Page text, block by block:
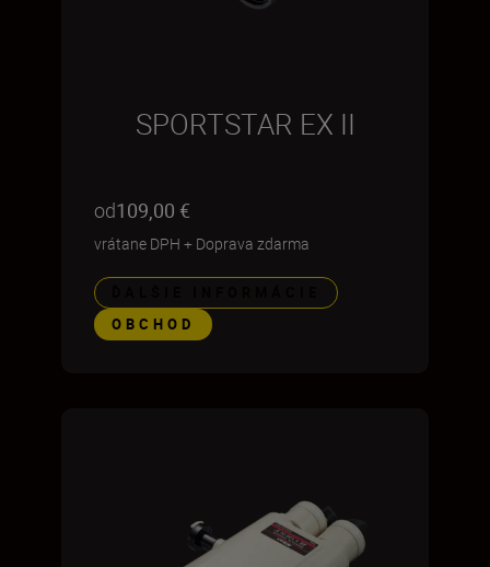
SPORTSTAR EX II
od109,00 €
vrátane DPH + Doprava zdarma
OBCHOD